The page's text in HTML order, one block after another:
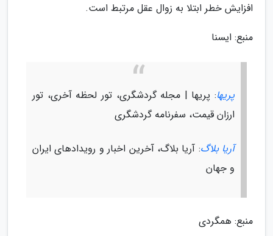
افزایش خطر ابتلا به زوال عقل مرتبط است.
منبع: ایسنا
پریها: پریها | مجله گردشگری، تور لحظه آخری، تور
ارزان قیمت، سفرنامه گردشگری
آریا بلاگ: آریا بلاگ، آخرین اخبار و رویدادهای ایران
و جهان
منبع: همگردی